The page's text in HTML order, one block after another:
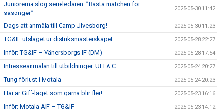
Juniorerna slog serieledaren: ”Bästa matchen för
säsongen”
2025-05-30 11:42
Dags att anmäla till Camp Ulvesborg! 2025-05-30 11:23
TG&IF utslaget ur distriksmästerskapet 2025-05-28 22:27
Inför: TG&IF – Vänersborgs IF (DM) 2025-05-28 17:54
Intresseanmälan till utbildningen UEFA C 2025-05-24 20:27
Tung förlust i Motala 2025-05-24 20:23
Här är Giff-laget som gärna blir fler! 2025-05-23 16:16
Inför: Motala AIF – TG&IF 2025-05-23 14:12